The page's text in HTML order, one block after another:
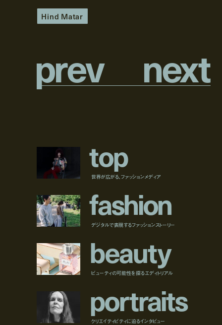
Hind Matar
prev next
top
世界が広がる、ファッションメディア
fashion
デジタルで表現するファッションストーリー
beauty
ビューティの可能性を探るエディトリアル
portraits
クリエイティビティに迫るインタビュー